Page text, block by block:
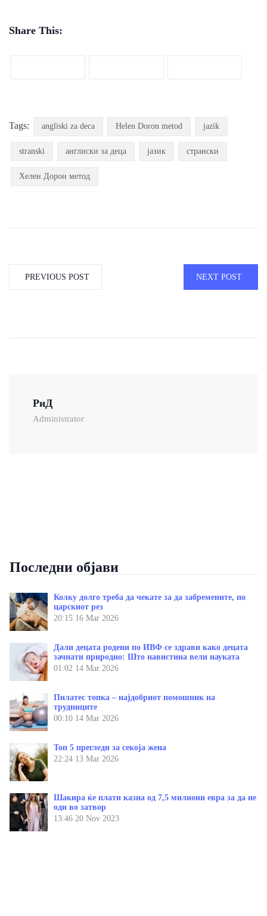
Share This:
Tags: angliski za deca Helen Doron metod jazik
stranski англиски за деца јазик странски
Хелен Дорон метод
PREVIOUS POST NEXT POST
РиД
Administrator
Последни објави
Колку долго треба да чекате за да забремените, по
царскиот рез
20:15 16 Mar 2026
Дали децата родени по ИВФ се здрави како децата
зачнати природно: Што навистина вели науката
01:02 14 Mar 2026
Пилатес топка – најдобриот помошник на
трудниците
00:10 14 Mar 2026
Топ 5 прегледи за секоја жена
22:24 13 Mar 2026
Шакира ќе плати казна од 7,5 милиони евра за да не
оди во затвор
13:46 20 Nov 2023